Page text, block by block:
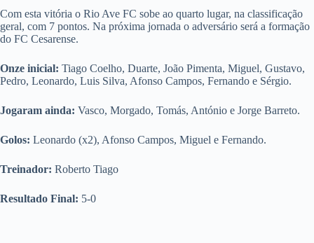
Com esta vitória o Rio Ave FC sobe ao quarto lugar, na classificação
geral, com 7 pontos. Na próxima jornada o adversário será a formação
do FC Cesarense.
Onze inicial: Tiago Coelho, Duarte, João Pimenta, Miguel, Gustavo,
Pedro, Leonardo, Luis Silva, Afonso Campos, Fernando e Sérgio.
Jogaram ainda: Vasco, Morgado, Tomás, António e Jorge Barreto.
Golos: Leonardo (x2), Afonso Campos, Miguel e Fernando.
Treinador: Roberto Tiago
Resultado Final: 5-0